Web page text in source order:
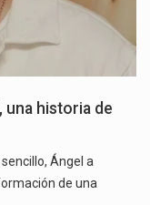
una historia de
Ángel a
de una